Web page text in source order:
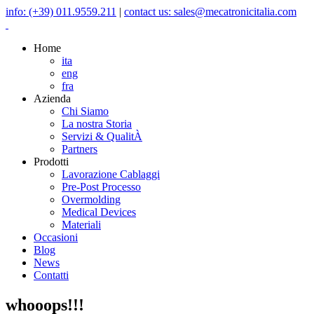
info: (+39) 011.9559.211 | contact us: sales@mecatronicitalia.com
Home
ita
eng
fra
Azienda
Chi Siamo
La nostra Storia
Servizi & QualitÀ
Partners
Prodotti
Lavorazione Cablaggi
Pre-Post Processo
Overmolding
Medical Devices
Materiali
Occasioni
Blog
News
Contatti
whooops!!!